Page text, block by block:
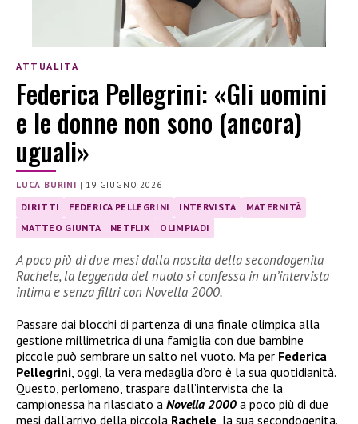
ATTUALITÀ
Federica Pellegrini: «Gli uomini
e le donne non sono (ancora)
uguali»
LUCA BURINI | 19 GIUGNO 2026
DIRITTI FEDERICA PELLEGRINI INTERVISTA
MATERNITÀ
MATTEO GIUNTA
NETFLIX OLIMPIADI
A poco più di due mesi dalla nascita della secondogenita
Rachele, la leggenda del nuoto si confessa in un’intervista
intima e senza filtri con Novella 2000.
Passare dai blocchi di partenza di una finale olimpica alla
gestione millimetrica di una famiglia con due bambine
piccole può sembrare un salto nel vuoto. Ma per Federica
Pellegrini, oggi, la vera medaglia d’oro è la sua quotidianità.
Questo, perlomeno, traspare dall’intervista che la
campionessa ha rilasciato a Novella 2000 a poco più di due
mesi dall’arrivo della piccola Rachele, la sua secondogenita.